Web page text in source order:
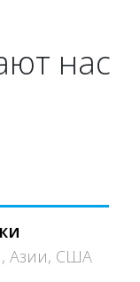
нас
Азии, США